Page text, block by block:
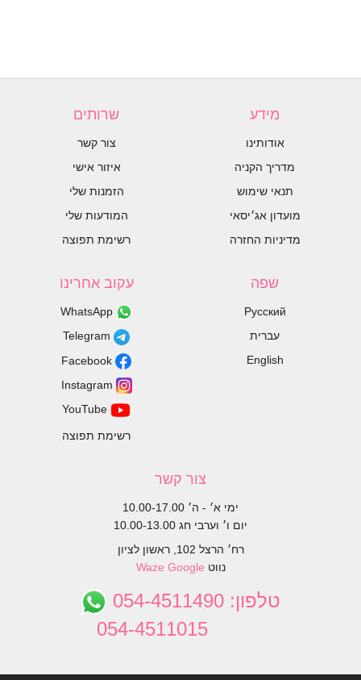
מידע
אודותינו
מדריך הקניה
תנאי שימוש
מועדון אג׳יסאי
מדיניות החזרה
שרותים
צור קשר
איזור אישי
הזמנות שלי
המודעות שלי
רשימת תפוצה
שפה
Русский
עברית
English
עקוב אחרינו
רשימת תפוצה
צור קשר
ימי א׳ - ה׳ 10.00-17.00
יום ו׳ וערבי חג 10.00-13.00
רח׳ הרצל 102, ראשון לציון
נווט
Waze Google
טלפון: 054-4511490
054-4511015